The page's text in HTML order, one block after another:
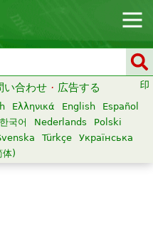
い合わせ · 広告する
Ελληνικά English
Español
한국어 Nederlands
Polski
Türkçe
Українська
体)